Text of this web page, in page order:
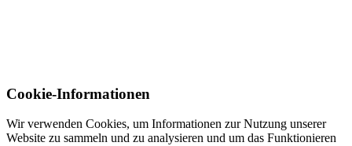
Cookie-Informationen
Wir verwenden Cookies, um Informationen zur Nutzung unserer
Website zu sammeln und zu analysieren und um das Funktionieren